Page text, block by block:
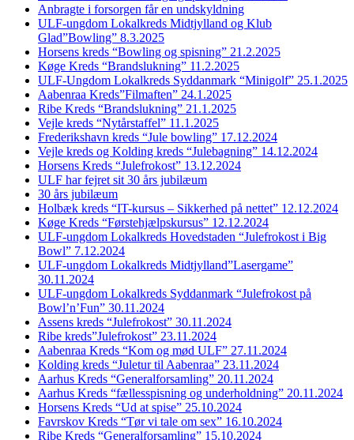
Anbragte i forsorgen får en undskyldning
ULF-ungdom Lokalkreds Midtjylland og Klub
Glad”Bowling” 8.3.2025
Horsens kreds “Bowling og spisning” 21.2.2025
Køge Kreds “Brandslukning” 11.2.2025
ULF-Ungdom Lokalkreds Syddanmark “Minigolf” 25.1.2025
Aabenraa Kreds”Filmaften” 24.1.2025
Ribe Kreds “Brandslukning” 21.1.2025
Vejle kreds “Nytårstaffel” 11.1.2025
Frederikshavn kreds “Jule bowling” 17.12.2024
Vejle kreds og Kolding kreds “Julebagning” 14.12.2024
Horsens Kreds “Julefrokost” 13.12.2024
ULF har fejret sit 30 års jubilæum
30 års jubilæum
Holbæk kreds “IT-kursus – Sikkerhed på nettet” 12.12.2024
Køge Kreds “Førstehjælpskursus” 12.12.2024
ULF-ungdom Lokalkreds Hovedstaden “Julefrokost i Big
Bowl” 7.12.2024
ULF-ungdom Lokalkreds Midtjylland”Lasergame”
30.11.2024
ULF-ungdom Lokalkreds Syddanmark “Julefrokost på
Bowl’n’Fun” 30.11.2024
Assens kreds “Julefrokost” 30.11.2024
Ribe kreds”Julefrokost” 23.11.2024
Aabenraa Kreds “Kom og mød ULF” 27.11.2024
Kolding kreds “Juletur til Aabenraa” 23.11.2024
Aarhus Kreds “Generalforsamling” 20.11.2024
Aarhus Kreds “fællesspisning og underholdning” 20.11.2024
Horsens Kreds “Ud at spise” 25.10.2024
Favrskov Kreds “Tør vi tale om sex” 16.10.2024
Ribe Kreds “Generalforsamling” 15.10.2024